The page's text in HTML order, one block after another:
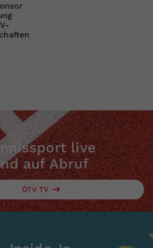
live
auf Abruf
ÖTV TV